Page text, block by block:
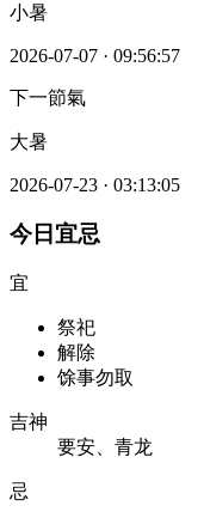
小暑
2026-07-07 · 09:56:57
下一節氣
大暑
2026-07-23 · 03:13:05
今日宜忌
宜
祭祀
解除
馀事勿取
吉神
要安、青龙
忌